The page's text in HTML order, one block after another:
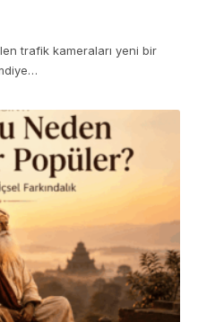
trafik kameraları yeni bir